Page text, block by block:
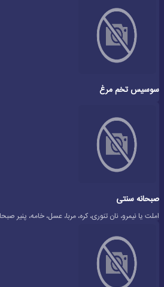
سوسیس تخم مرغ
صبحانه سنتی
املت یا نیمرو، نان تنوری، کره، مربا، عسل، خامه، پنیر